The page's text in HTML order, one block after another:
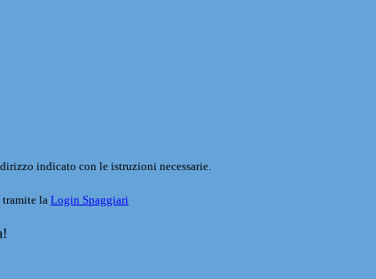
indicato con le istruzioni necessarie.
tramite la Login Spaggiari